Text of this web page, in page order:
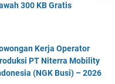
300 KB Gratis
Kerja Operator
PT Niterra Mobility
(NGK Busi) – 2026